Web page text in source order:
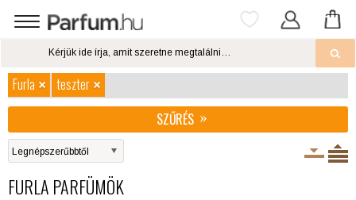
Furla
teszter
SZŰRÉS
FURLA PARFÜMÖK